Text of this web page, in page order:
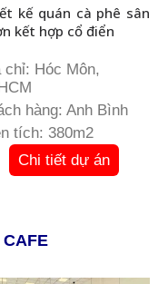
kế quán cà phê sân
kết hợp cổ điển
chỉ: Hóc Môn,
hàng: Anh Bình
tích: 380m2
Chi tiết dự án